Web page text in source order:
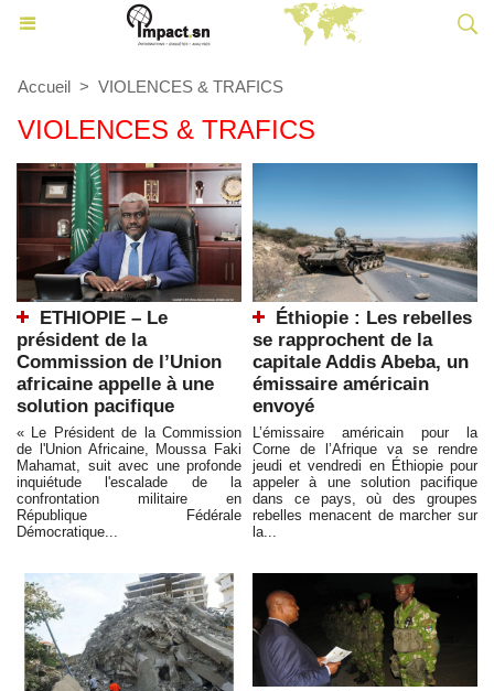
Accueil > VIOLENCES & TRAFICS
VIOLENCES & TRAFICS
ETHIOPIE – Le
président de la
Commission de l’Union
africaine appelle à une
solution pacifique
« Le Président de la Commission
de l'Union Africaine, Moussa Faki
Mahamat, suit avec une profonde
inquiétude l'escalade de la
confrontation militaire en
République Fédérale
Démocratique...
Éthiopie : Les rebelles
se rapprochent de la
capitale Addis Abeba, un
émissaire américain
envoyé
L’émissaire américain pour la
Corne de l’Afrique va se rendre
jeudi et vendredi en Éthiopie pour
appeler à une solution pacifique
dans ce pays, où des groupes
rebelles menacent de marcher sur
la...